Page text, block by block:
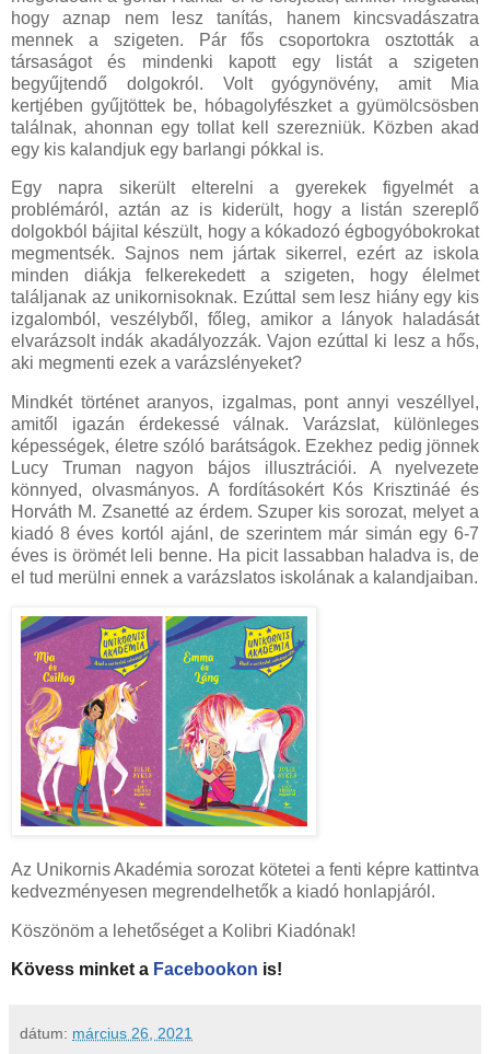
hogy aznap nem lesz tanítás, hanem kincsvadászatra
mennek a szigeten. Pár fős csoportokra osztották a
társaságot és mindenki kapott egy listát a szigeten
begyűjtendő dolgokról. Volt gyógynövény, amit Mia
kertjében gyűjtöttek be, hóbagolyfészket a gyümölcsösben
találnak, ahonnan egy tollat kell szerezniük. Közben akad
egy kis kalandjuk egy barlangi pókkal is.
Egy napra sikerült elterelni a gyerekek figyelmét a
problémáról, aztán az is kiderült, hogy a listán szereplő
dolgokból bájital készült, hogy a kókadozó égbogyóbokrokat
megmentsék. Sajnos nem jártak sikerrel, ezért az iskola
minden diákja felkerekedett a szigeten, hogy élelmet
találjanak az unikornisoknak. Ezúttal sem lesz hiány egy kis
izgalomból, veszélyből, főleg, amikor a lányok haladását
elvarázsolt indák akadályozzák. Vajon ezúttal ki lesz a hős,
aki megmenti ezek a varázslényeket?
Mindkét történet aranyos, izgalmas, pont annyi veszéllyel,
amitől igazán érdekessé válnak. Varázslat, különleges
képességek, életre szóló barátságok. Ezekhez pedig jönnek
Lucy Truman nagyon bájos illusztrációi. A nyelvezete
könnyed, olvasmányos. A fordításokért Kós Krisztináé és
Horváth M. Zsanetté az érdem. Szuper kis sorozat, melyet a
kiadó 8 éves kortól ajánl, de szerintem már simán egy 6-7
éves is örömét leli benne. Ha picit lassabban haladva is, de
el tud merülni ennek a varázslatos iskolának a kalandjaiban.
Az Unikornis Akadémia sorozat kötetei a fenti képre kattintva
kedvezményesen megrendelhetők a kiadó honlapjáról.
Köszönöm a lehetőséget a Kolibri Kiadónak!
Kövess minket a Facebookon is!
dátum: március 26, 2021